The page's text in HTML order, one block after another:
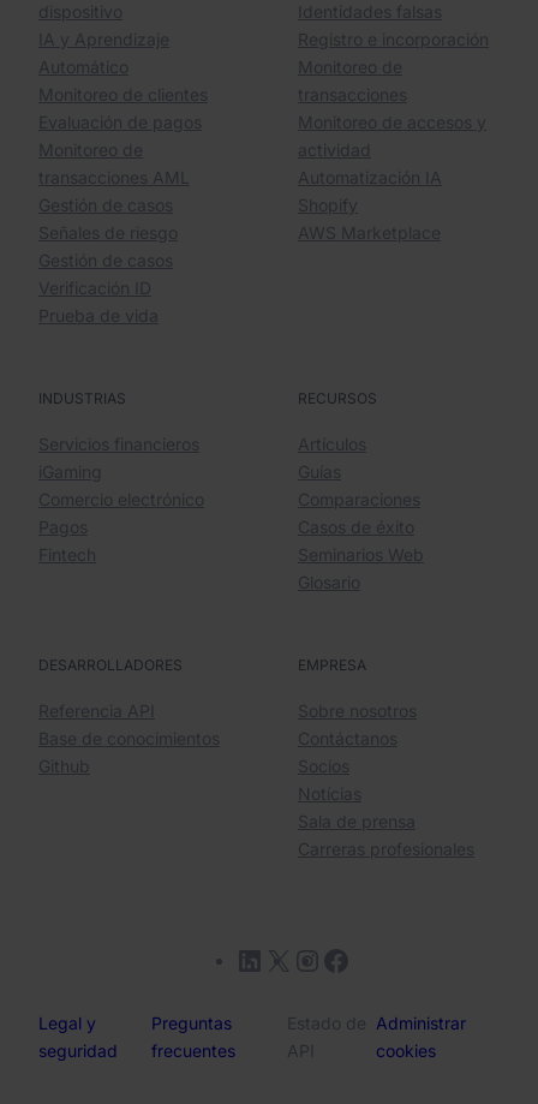
dispositivo
IA y Aprendizaje
Automático
Monitoreo de clientes
Evaluación de pagos
Monitoreo de
transacciones AML
Gestión de casos
Señales de riesgo
Gestión de casos
Verificación ID
Prueba de vida
Identidades falsas
Registro e incorporación
Monitoreo de
transacciones
Monitoreo de accesos y
actividad
Automatización IA
Shopify
AWS Marketplace
INDUSTRIAS
Servicios financieros
iGaming
Comercio electrónico
Pagos
Fintech
RECURSOS
Artículos
Guías
Comparaciones
Casos de éxito
Seminarios Web
Glosario
DESARROLLADORES
Referencia API
Base de conocimientos
Github
EMPRESA
Sobre nosotros
Contáctanos
Socios
Notícias
Sala de prensa
Carreras profesionales
Legal y
seguridad
Preguntas
frecuentes
Estado de
API
Administrar
cookies